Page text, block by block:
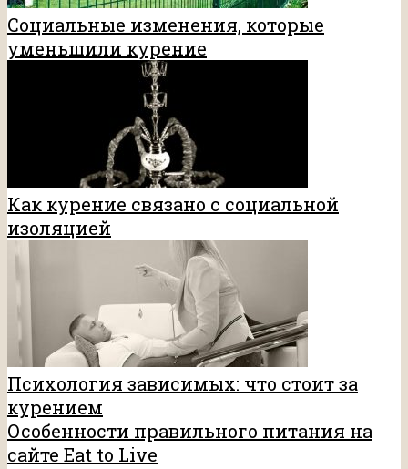
Социальные изменения, которые
уменьшили курение
Как курение связано с социальной
изоляцией
Психология зависимых: что стоит за
курением
Особенности правильного питания на
сайте Eat to Live